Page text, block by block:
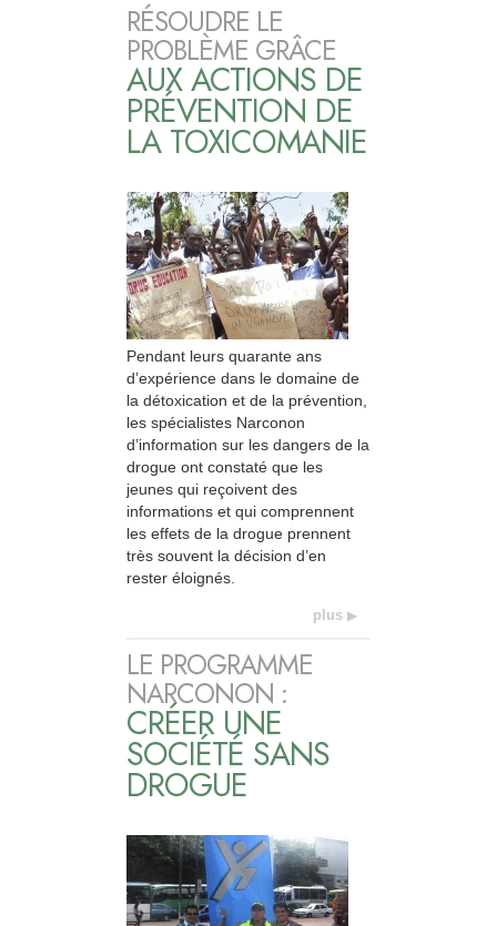
RÉSOUDRE LE
PROBLÈME GRÂCE
AUX ACTIONS DE
PRÉVENTION DE
LA TOXICOMANIE
Pendant leurs quarante ans
d’expérience dans le domaine de
la détoxication et de la prévention,
les spécialistes Narconon
d’information sur les dangers de la
drogue ont constaté que les
jeunes qui reçoivent des
informations et qui comprennent
les effets de la drogue prennent
très souvent la décision d’en
rester éloignés.
plus
LE PROGRAMME
NARCONON :
CRÉER UNE
SOCIÉTÉ SANS
DROGUE